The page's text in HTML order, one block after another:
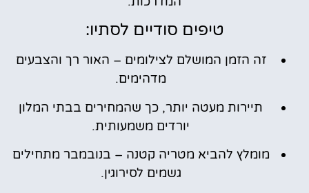
טיפים סודיים לסתיו:
זה הזמן המושלם לצילומים – האור רך והצבעים
מדהימים.
תיירות מעטה יותר, כך שהמחירים בבתי המלון
יורדים משמעותית.
מומלץ להביא מטריה קטנה – בנובמבר מתחילים
גשמים לסירוגין.